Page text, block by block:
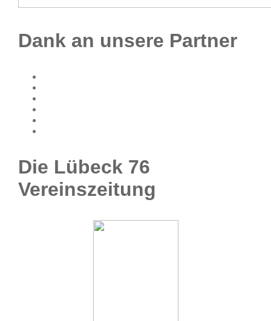
Dank an unsere Partner
Die Lübeck 76
Vereinszeitung